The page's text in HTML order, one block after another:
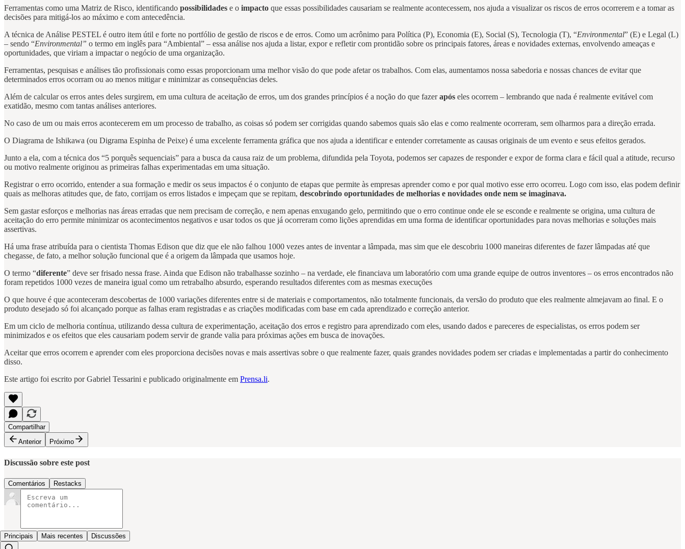
Ferramentas como uma Matriz de Risco, identificando possibilidades e o impacto que essas possibilidades causariam se realmente acontecessem, nos ajuda a visualizar os riscos de erros ocorrerem e a tomar as
decisões para mitigá-los ao máximo e com antecedência.
A técnica de Análise PESTEL é outro item útil e forte no portfólio de gestão de riscos e de erros. Como um acrônimo para Política (P), Economia (E), Social (S), Tecnologia (T), “Environmental” (E) e Legal (L)
– sendo “Environmental” o termo em inglês para “Ambiental” – essa análise nos ajuda a listar, expor e refletir com prontidão sobre os principais fatores, áreas e novidades externas, envolvendo ameaças e
oportunidades, que viriam a impactar o negócio de uma organização.
Ferramentas, pesquisas e análises tão profissionais como essas proporcionam uma melhor visão do que pode afetar os trabalhos. Com elas, aumentamos nossa sabedoria e nossas chances de evitar que
determinados erros ocorram ou ao menos mitigar e minimizar as consequências deles.
Além de calcular os erros antes deles surgirem, em uma cultura de aceitação de erros, um dos grandes princípios é a noção do que fazerapós eles ocorrem – lembrando que nada é realmente evitável com
exatidão, mesmo com tantas análises anteriores.
No caso de um ou mais erros acontecerem em um processo de trabalho, as coisas só podem ser corrigidas quando sabemos quais são elas e como realmente ocorreram, sem olharmos para a direção errada.
O Diagrama de Ishikawa (ou Digrama Espinha de Peixe) é uma excelente ferramenta gráfica que nos ajuda a identificar e entender corretamente as causas originais de um evento e seus efeitos gerados.
Junto a ela, com a técnica dos “5 porquês sequenciais” para a busca da causa raiz de um problema, difundida pela Toyota, podemos ser capazes de responder e expor de forma clara e fácil qual a atitude, recurso
ou motivo realmente originou as primeiras falhas experimentadas em uma situação.
Registrar o erro ocorrido, entender a sua formação e medir os seus impactos é o conjunto de etapas que permite às empresas aprender como e por qual motivo esse erro ocorreu. Logo com isso, elas podem definir
quais as melhoras atitudes que, de fato, corrijam os erros listados e impeçam que se repitam, descobrindo oportunidades de melhorias e novidades onde nem se imaginava.
Sem gastar esforços e melhorias nas áreas erradas que nem precisam de correção, e nem apenas enxugando gelo, permitindo que o erro continue onde ele se esconde e realmente se origina, uma cultura de
aceitação do erro permite minimizar os acontecimentos negativos e usar todos os que já ocorreram como lições aprendidas em uma forma de identificar oportunidades para novas melhorias e soluções mais
assertivas.
Há uma frase atribuída para o cientista Thomas Edison que diz que ele não falhou 1000 vezes antes de inventar a lâmpada, mas sim que ele descobriu 1000 maneiras diferentes de fazer lâmpadas até que
chegasse, de fato, a melhor solução funcional que é a origem da lâmpada que usamos hoje.
O termo “diferente” deve ser frisado nessa frase. Ainda que Edison não trabalhasse sozinho – na verdade, ele financiava um laboratório com uma grande equipe de outros inventores – os erros encontrados não
foram repetidos 1000 vezes de maneira igual como um retrabalho absurdo, esperando resultados diferentes com as mesmas execuções
O que houve é que aconteceram descobertas de 1000 variações diferentes entre si de materiais e comportamentos, não totalmente funcionais, da versão do produto que eles realmente almejavam ao final. E o
produto desejado só foi alcançado porque as falhas eram registradas e as criações modificadas com base em cada aprendizado e correção anterior.
Em um ciclo de melhoria contínua, utilizando dessa cultura de experimentação, aceitação dos erros e registro para aprendizado com eles, usando dados e pareceres de especialistas, os erros podem ser
minimizados e os efeitos que eles causariam podem servir de grande valia para próximas ações em busca de inovações.
Aceitar que erros ocorrem e aprender com eles proporciona decisões novas e mais assertivas sobre o que realmente fazer, quais grandes novidades podem ser criadas e implementadas a partir do conhecimento
disso.
Este artigo foi escrito por Gabriel Tessarini e publicado originalmente em Prensa.li.
Compartilhar
Anterior
Próximo
Discussão sobre este post
Comentários Restacks
Principais Mais recentes Discussões